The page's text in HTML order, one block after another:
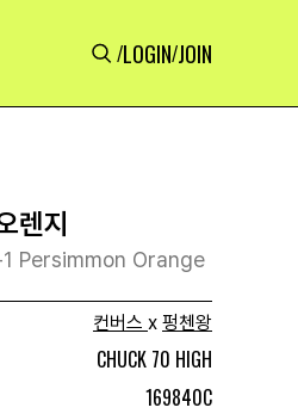
/LOGIN/JOIN
렌지
Persimmon Orange
컨버스 x 펑첸왕
CHUCK 70 HIGH
169840C